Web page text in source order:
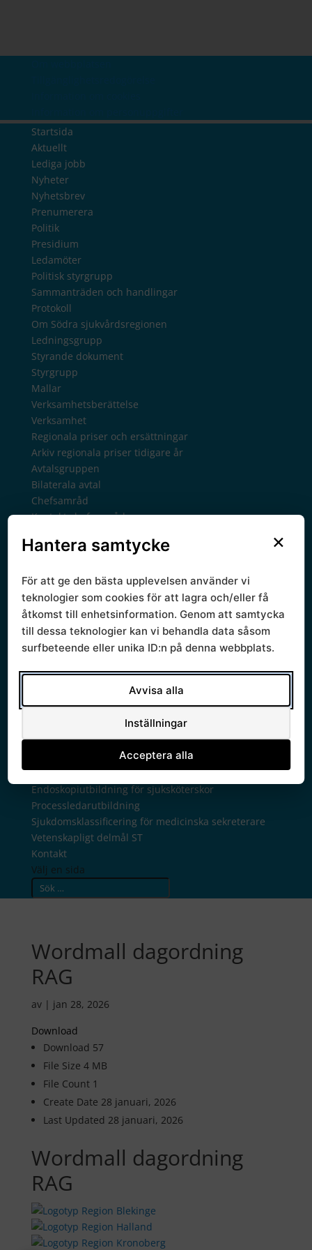
Startsida
Aktuellt
Lediga jobb
Nyheter
Nyhetsbrev
Prenumerera
Politik
Presidium
Ledamöter
Politisk styrgrupp
Sammanträden och handlingar
Protokoll
Om Södra sjukvårdsregionen
Ledningsgrupp
Styrande dokument
Styrgrupp
Mallar
Verksamhetsberättelse
Verksamhet
Regionala priser och ersättningar
Arkiv regionala priser tidigare år
Avtalsgruppen
Bilaterala avtal
Chefsamråd
Kontakt chefsamråd
Gemensamma verksamheter
RPO, programområden
RSG, samverkansgrupper
RSG forskning och life science
RSG hälsodata
RSG läkemedel
RSG patientsäkerhet
RSG stöd för utveckling
Nationell högspecialiserad vård
Samarbete för bättre vård
Projekt
Råd och arbetsgrupper
Utbildning
Endoskopiutbildning för sjuksköterskor
Processledarutbildning
Sjukdomsklassificering för medicinska sekreterare
Vetenskapligt delmål ST
Kontakt
Välj en sida
Wordmall dagordning
RAG
av | jan 28, 2026
Download
Download 57
File Size 4 MB
File Count 1
Create Date 28 januari, 2026
Last Updated 28 januari, 2026
Wordmall dagordning
RAG
×
Hantera samtycke
För att ge den bästa upplevelsen använder vi
teknologier som cookies för att lagra och/eller få
åtkomst till enhetsinformation. Genom att samtycka
till dessa teknologier kan vi behandla data såsom
surfbeteende eller unika ID:n på denna webbplats.
Avvisa alla
Inställningar
Acceptera alla